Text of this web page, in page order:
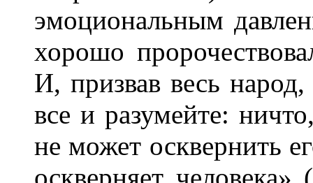
эмоциональным
хорошо
И, призвав весь
все и разумейте:
не может осквернить